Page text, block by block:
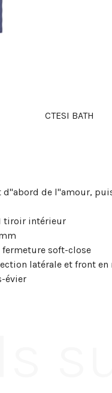
CTESI BATH
d"abord de l"amour,
tiroir intérieur
fermeture soft-close
latérale et front
évier
sur